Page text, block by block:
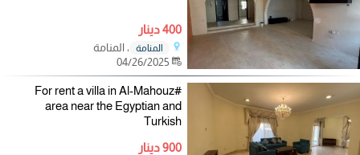
400 دينار
المنامة
، المنامة
#For rent a villa in Al-Mahouz
area near the Egyptian and
Turkish
900 دينار